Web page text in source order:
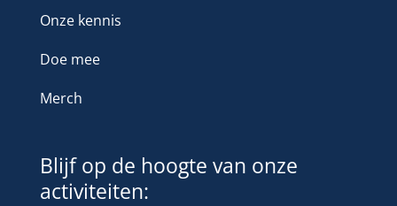
Onze kennis
Doe mee
Merch
Blijf op de hoogte van onze
activiteiten: